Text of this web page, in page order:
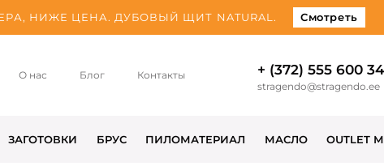
НИЖЕ ЦЕНА. ДУБОВЫЙ ЩИТ NATURAL. Смотреть
О нас Блог Контакты + (372) 555 600 34
stragendo@stragendo.ee
ЗАГОТОВКИ БРУС ПИЛОМАТЕРИАЛ МАСЛО OUTLET